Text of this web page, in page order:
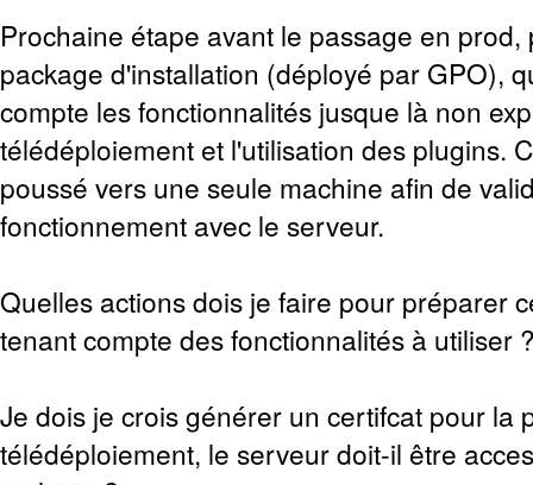
Prochaine étape avant le passage en
package d'installation (déployé par GPO),
compte les fonctionnalités jusque là non
télédéploiement et l'utilisation des plugins.
poussé vers une seule machine afin de
fonctionnement avec le serveur.
Quelles actions dois je faire pour préparer
tenant compte des fonctionnalités à utiliser
Je dois je crois générer un certifcat pour la
télédéploiement, le serveur doit-il être